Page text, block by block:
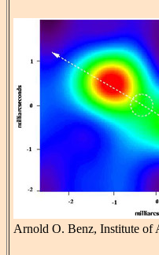
Arnold O. Benz, Institute of